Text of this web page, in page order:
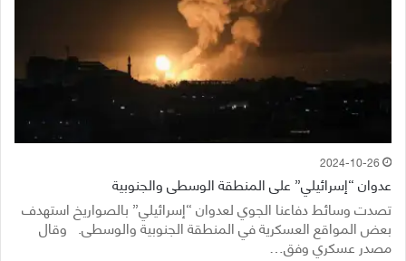
2024-10-26
عدوان “إسرائيلي” على المنطقة الوسطى والجنوبية
تصدت وسائط دفاعنا الجوي لعدوان “إسرائيلي” بالصواريخ استهدف
بعض المواقع العسكرية في المنطقة الجنوبية والوسطى. وقال
مصدر عسكري وفق…